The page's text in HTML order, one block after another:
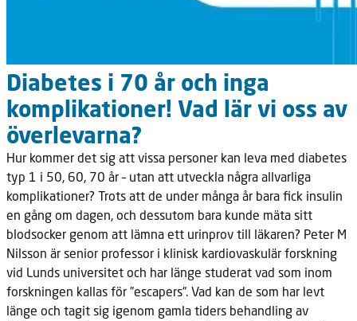
Diabetes i 70 år och inga
komplikationer! Vad lär vi oss av
överlevarna?
Hur kommer det sig att vissa personer kan leva med diabetes
typ 1 i 50, 60, 70 år – utan att utveckla några allvarliga
komplikationer? Trots att de under många år bara fick insulin
en gång om dagen, och dessutom bara kunde mäta sitt
blodsocker genom att lämna ett urinprov till läkaren? Peter M
Nilsson är senior professor i klinisk kardiovaskulär forskning
vid Lunds universitet och har länge studerat vad som inom
forskningen kallas för ”escapers”. Vad kan de som har levt
länge och tagit sig igenom gamla tiders behandling av